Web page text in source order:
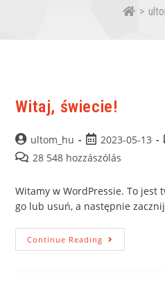
>
Witaj, świecie!
ultom_hu 2023-05-13
28 548 hozzászólás
Witamy w WordPressie. To jest
go lub usuń, a następnie
Continue Reading